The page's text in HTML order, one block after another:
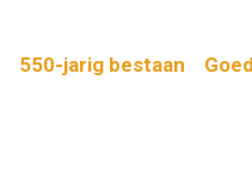
550-jarig bestaan